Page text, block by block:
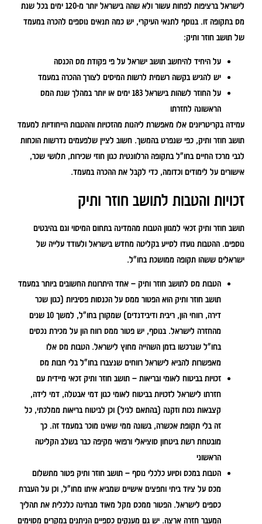
לישראל ברציפות לפחות עשור ולא שהה בישראל יותר מ-120 ימים בכל שנת
מס בתקופה זו. בנוסף לתנאי העיקרי, יש כמה תנאים נוספים להכרה במעמד
של תושב חוזר ותיק:
על היחיד להיחשב תושב ישראל על פי פקודת מס הכנסה
יש להגיש בקשה רשמית לרשות המיסים לצורך ההכרה במעמד
על החוזר לשהות בישראל 183 ימים או יותר במהלך שנת המס
הראשונה לחזרתו
עמידה בקריטריונים אלו מאפשרת ליהנות מהזכויות וההטבות הייחודיות למעמד
תושב חוזר ותיק, כפי שנפרט בהמשך. חשוב לציין שלפעמים נדרשות הוכחות
לגבי מרכז החיים בחו"ל בתקופה הרלוונטית כגון חוזי שכירות, תלושי שכר,
אישורים על לימודים וכדומה, כדי לקבל את ההכרה במעמד.
זכויות והטבות לתושב חוזר ותיק
תושב חוזר ותיק זכאי למגוון הטבות מהמדינה בתחום המיסוי וגם בהיבטים
נוספים. ההטבות נועדו לסייע בקליטה מחדש בישראל ולעודד עלייה של
ישראלים ששהו תקופה ממושכת בחו"ל.
הטבות מס לתושב חוזר ותיק – אחד היתרונות החשובים ביותר במעמד
תושב חוזר ותיק הוא הפטור ממס על הכנסות פסיביות (כגון שכר
דירה, רווחי הון, ריבית ודיבידנדים) שמקורן בחו"ל, למשך 10 שנים
מהחזרה לישראל. בנוסף, יש פטור ממס רווח הון על מכירת נכסים
בחו"ל שנרכשו בזמן השהייה מחוץ לישראל. הטבות מס אלו
מאפשרות להביא לישראל רווחים שנצברו בחו"ל בלי חבות מס
זכויות בביטוח לאומי ובריאות – תושב חוזר ותיק זכאי מיידית עם
חזרתו לישראל לזכויות בביטוח לאומי כגון דמי אבטלה, דמי לידה,
קצבאות נכות וזקנה (בהתאם לגיל) וכן לביטוח בריאות ממלכתי, כל
זה בלי תקופת אכשרה, בשונה ממי שאינו מוכר במעמד זה. כך
מובטחת רשת ביטחון סוציאלי ורפואי מקיפה כבר בשלב הקליטה
הראשוני
הטבות במכס וסיוע כלכלי נוסף – תושב חוזר ותיק פטור מתשלום
מכס על ציוד ביתי וחפצים אישיים שמביא איתו מחו"ל, וכן על העברת
כספים לישראל. הפטור ממכס מקל מאוד מבחינה כלכלית את תהליך
המעבר חזרה ארצה. יש גם מענקים כספיים הניתנים במקרים מסוימים